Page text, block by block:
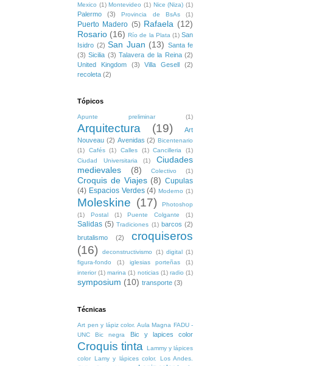
Mexico (1) Montevideo (1) Nice (Niza) (1)
Palermo (3) Provincia de BsAs (1)
Puerto Madero (5) Rafaela (12)
Rosario (16) Río de la Plata (1) San
Isidro (2) San Juan (13) Santa fe
(3) Sicilia (3) Talavera de la Reina (2)
United Kingdom
(3) Villa Gesell
(2)
recoleta (2)
Tópicos
Apunte preliminar (1)
Arquitectura (19)
Art
Nouveau (2) Avenidas (2) Bicentenario
(1)
Cafés (1) Calles (1) Cancilleria
(1)
Ciudad Universitaria
(1)
Ciudades
medievales
(8) Colectivo (1)
Croquis de Viajes (8) Cupulas
(4) Espacios Verdes (4) Moderno (1)
Moleskine (17)
Photoshop
(1)
Postal (1) Puente Colgante (1)
Salidas (5) Tradiciones (1) barcos (2)
brutalismo
(2)
croquiseros
(16)
deconstructivismo (1) digital
(1)
figura-fondo
(1) iglesias porteñas
(1)
interior (1) marina (1) noticias (1) radio (1)
symposium (10) transporte (3)
Técnicas
Art pen y lápiz color. Aula Magna FADU -
UNC
Bic negra Bic y lapices color
Croquis tinta
Lammy y lápices
color
Lamy y lápices color. Los Andes.